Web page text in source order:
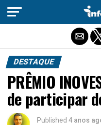
DESTAQUE
PRÊMIO
de participar
Published 4 anos
Sair da